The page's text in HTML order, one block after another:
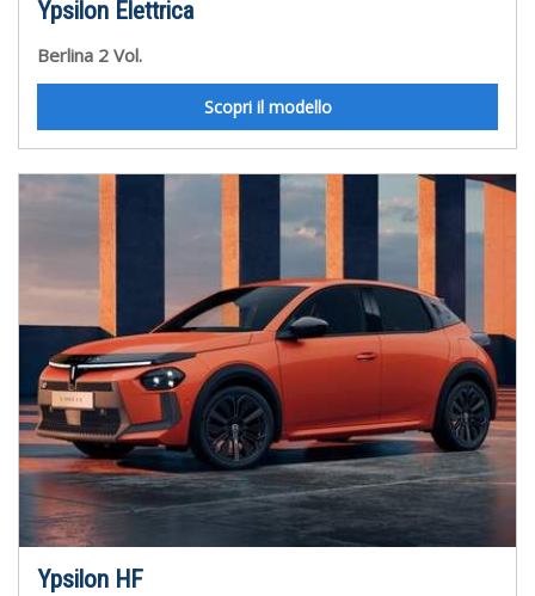
Ypsilon Elettrica
Berlina 2 Vol.
Scopri il modello
Ypsilon HF